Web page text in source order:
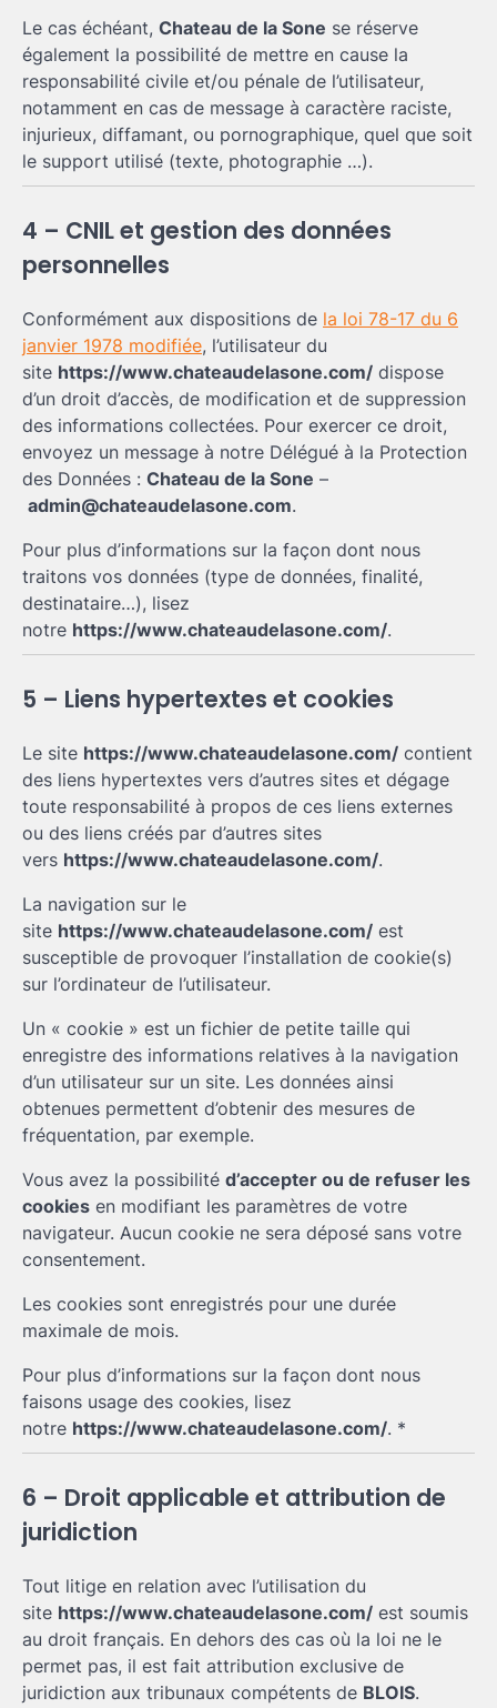
Le cas échéant, Chateau de la Sone se réserve
également la possibilité de mettre en cause la
responsabilité civile et/ou pénale de l’utilisateur,
notamment en cas de message à caractère raciste,
injurieux, diffamant, ou pornographique, quel que soit
le support utilisé (texte, photographie …).
4 – CNIL et gestion des données
personnelles
Conformément aux dispositions de la loi 78-17 du 6
janvier 1978 modifiée, l’utilisateur du
site https://www.chateaudelasone.com/ dispose
d’un droit d’accès, de modification et de suppression
des informations collectées. Pour exercer ce droit,
envoyez un message à notre Délégué à la Protection
des Données : Chateau de la Sone –
admin@chateaudelasone.com.
Pour plus d’informations sur la façon dont nous
traitons vos données (type de données, finalité,
destinataire…), lisez
notre https://www.chateaudelasone.com/.
5 – Liens hypertextes et cookies
Le site https://www.chateaudelasone.com/ contient
des liens hypertextes vers d’autres sites et dégage
toute responsabilité à propos de ces liens externes
ou des liens créés par d’autres sites
vers https://www.chateaudelasone.com/.
La navigation sur le
site https://www.chateaudelasone.com/ est
susceptible de provoquer l’installation de cookie(s)
sur l’ordinateur de l’utilisateur.
Un « cookie » est un fichier de petite taille qui
enregistre des informations relatives à la navigation
d’un utilisateur sur un site. Les données ainsi
obtenues permettent d’obtenir des mesures de
fréquentation, par exemple.
Vous avez la possibilité d’accepter ou de refuser les
cookies en modifiant les paramètres de votre
navigateur. Aucun cookie ne sera déposé sans votre
consentement.
Les cookies sont enregistrés pour une durée
maximale de mois.
Pour plus d’informations sur la façon dont nous
faisons usage des cookies, lisez
notre https://www.chateaudelasone.com/. *
6 – Droit applicable et attribution de
juridiction
Tout litige en relation avec l’utilisation du
site https://www.chateaudelasone.com/ est soumis
au droit français. En dehors des cas où la loi ne le
permet pas, il est fait attribution exclusive de
juridiction aux tribunaux compétents de BLOIS.